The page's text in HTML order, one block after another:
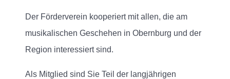
Der Förderverein kooperiert mit allen, die am
musikalischen Geschehen in Obernburg und der
Region interessiert sind.
Als Mitglied sind Sie Teil der langjährigen